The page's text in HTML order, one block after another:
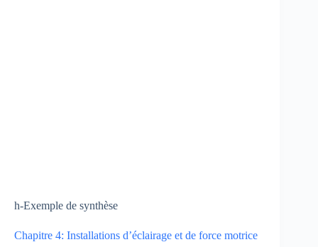
h-Exemple de synthèse
Chapitre 4: Installations d’éclairage et de force motrice